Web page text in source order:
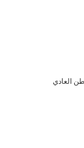
العادي